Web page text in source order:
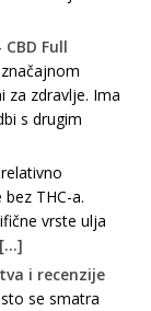
Full
za zdravlje. Ima
s drugim
THC-a.
vrste ulja
[...]
i recenzije
se smatra